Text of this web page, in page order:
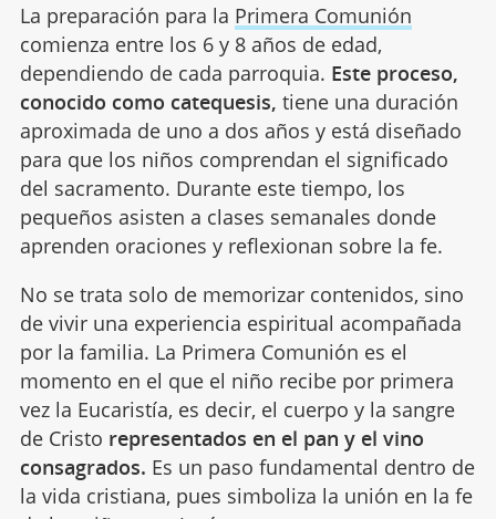
La preparación para la Primera Comunión
comienza entre los 6 y 8 años de edad,
dependiendo de cada parroquia. Este proceso,
conocido como catequesis, tiene una duración
aproximada de uno a dos años y está diseñado
para que los niños comprendan el significado
del sacramento. Durante este tiempo, los
pequeños asisten a clases semanales donde
aprenden oraciones y reflexionan sobre la fe.
No se trata solo de memorizar contenidos, sino
de vivir una experiencia espiritual acompañada
por la familia. La Primera Comunión es el
momento en el que el niño recibe por primera
vez la Eucaristía, es decir, el cuerpo y la sangre
de Cristo representados en el pan y el vino
consagrados. Es un paso fundamental dentro de
la vida cristiana, pues simboliza la unión en la fe